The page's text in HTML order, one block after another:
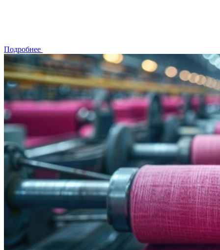
Подробнее